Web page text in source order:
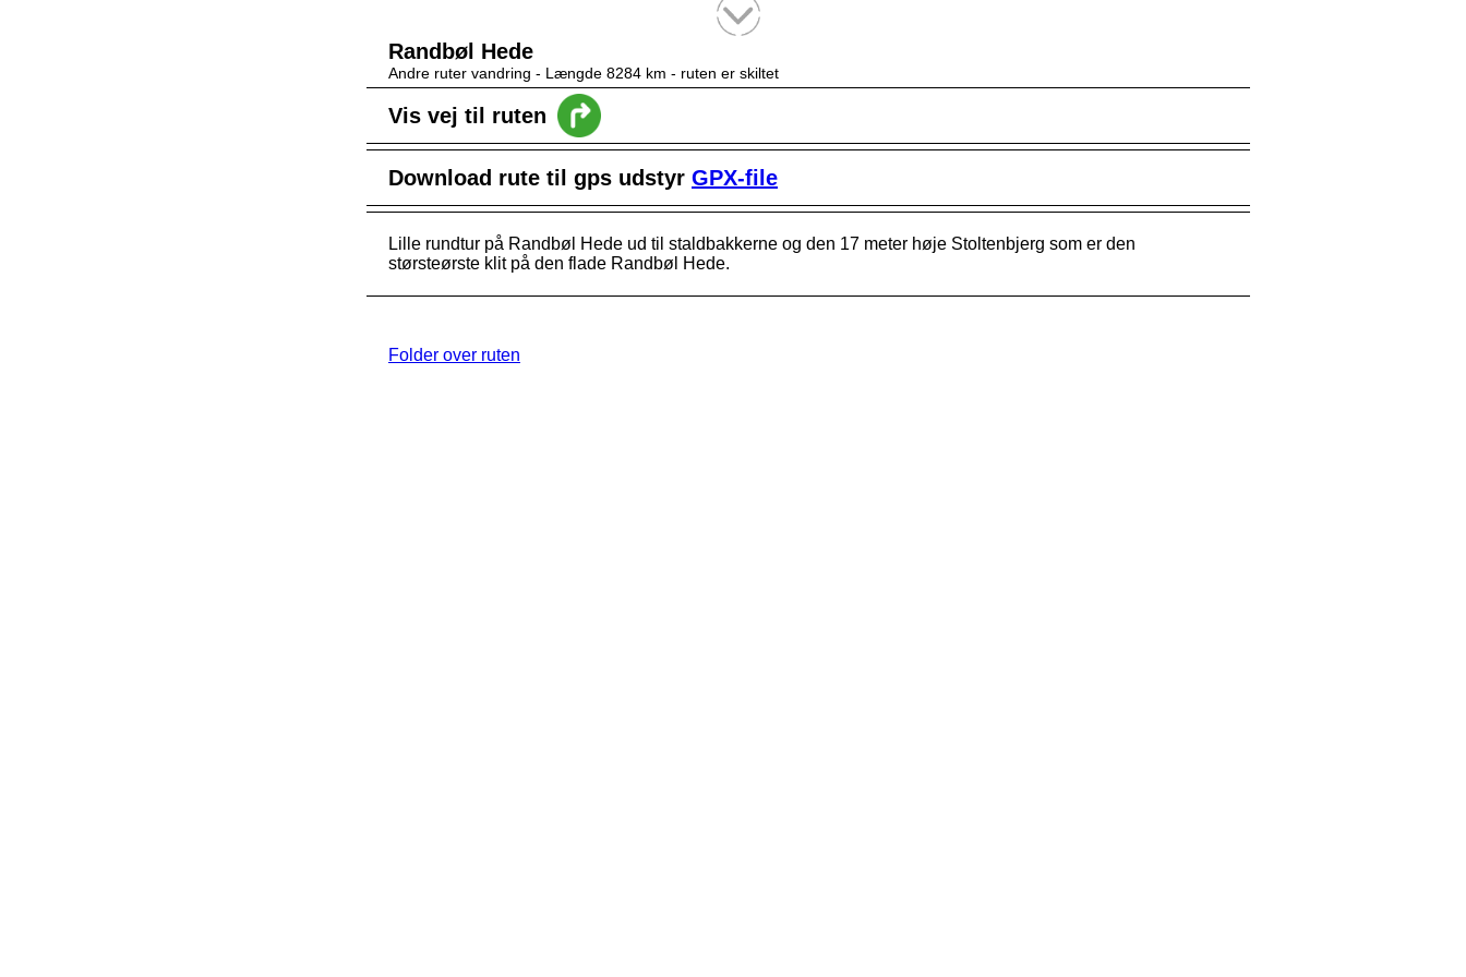
Tekstsøgning efter titel
Randbøl Hede
Andre ruter vandring - Længde 8284 km - ruten er skiltet
Vis vej til ruten
Download rute til gps udstyr GPX-file
Lille rundtur på Randbøl Hede ud til staldbakkerne og den 17 meter høje Stoltenbjerg som er den
størsteørste klit på den flade Randbøl Hede.
Folder over ruten